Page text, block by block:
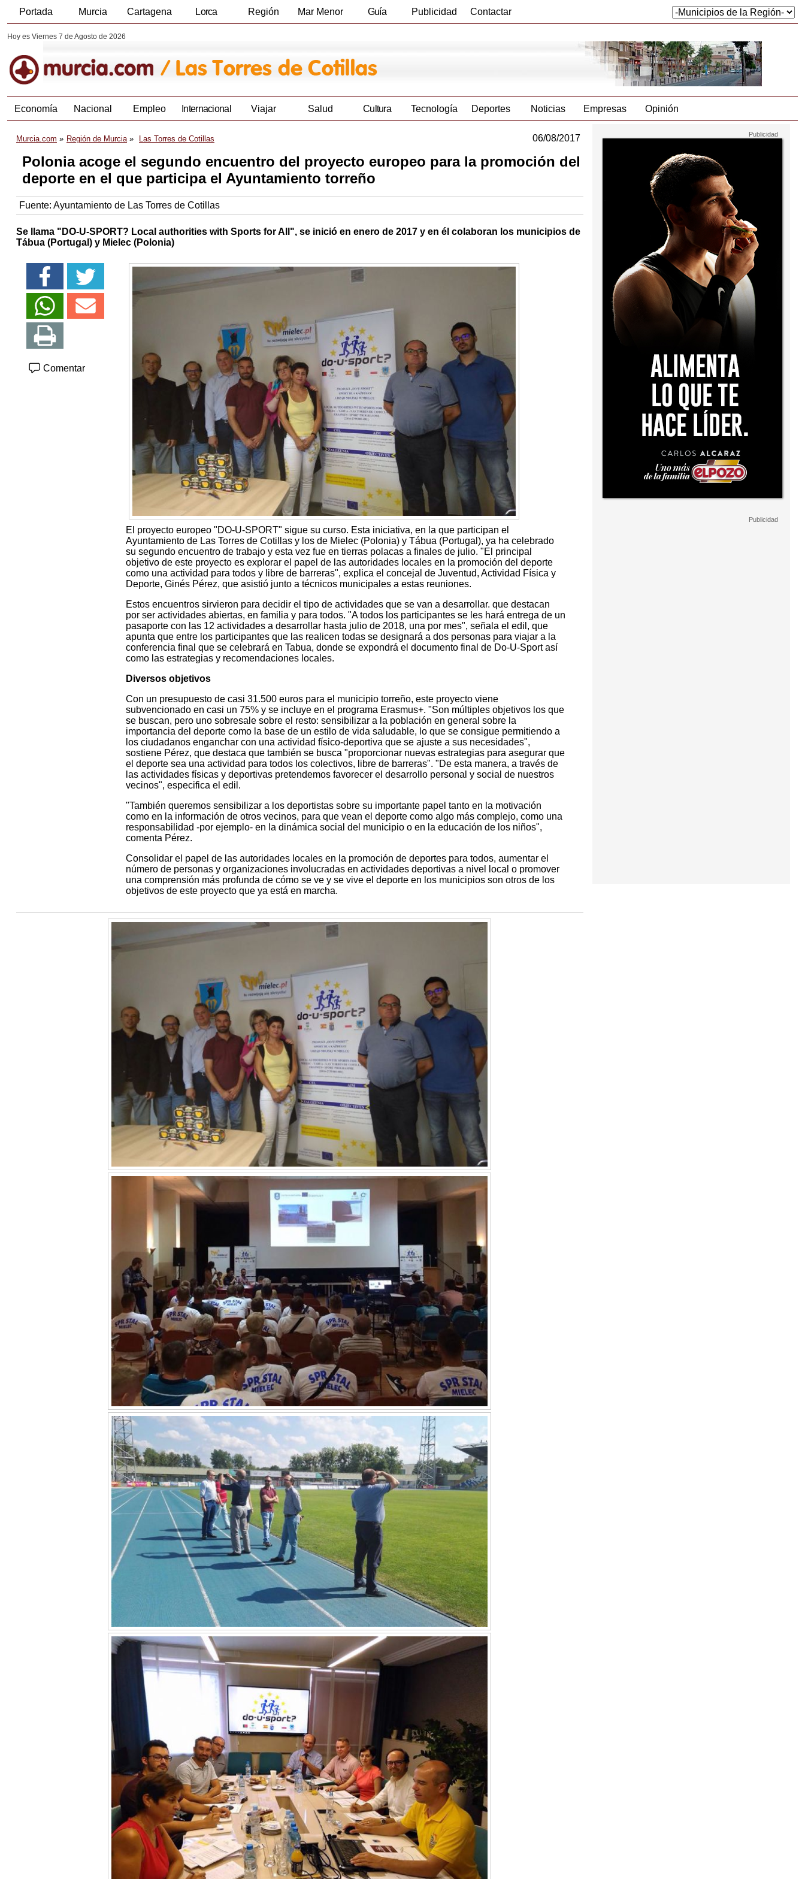
Portada Murcia Cartagena Lorca Región Mar Menor Guía Publicidad Contactar
Hoy es Viernes 7 de Agosto de 2026
Economía Nacional Empleo Internacional Viajar Salud Cultura Tecnología Deportes Noticias Empresas Opinión
Murcia.com Región de Murcia Las Torres de Cotillas 06/08/2017
Polonia acoge el segundo encuentro del proyecto europeo para la promoción del
deporte en el que participa el Ayuntamiento torreño
Fuente: Ayuntamiento de Las Torres de Cotillas
Se llama "DO-U-SPORT? Local authorities with Sports for All", se inició en enero de 2017 y en él colaboran los municipios de
Tábua (Portugal) y Mielec (Polonia)
Comentar
El proyecto europeo "DO-U-SPORT" sigue su curso. Esta iniciativa, en la que participan el
Ayuntamiento de Las Torres de Cotillas y los de Mielec (Polonia) y Tábua (Portugal), ya ha celebrado
su segundo encuentro de trabajo y esta vez fue en tierras polacas a finales de julio. "El principal
objetivo de este proyecto es explorar el papel de las autoridades locales en la promoción del deporte
como una actividad para todos y libre de barreras", explica el concejal de Juventud, Actividad Física y
Deporte, Ginés Pérez, que asistió junto a técnicos municipales a estas reuniones.
Estos encuentros sirvieron para decidir el tipo de actividades que se van a desarrollar. que destacan
por ser actividades abiertas, en familia y para todos. "A todos los participantes se les hará entrega de un
pasaporte con las 12 actividades a desarrollar hasta julio de 2018, una por mes", señala el edil, que
apunta que entre los participantes que las realicen todas se designará a dos personas para viajar a la
conferencia final que se celebrará en Tabua, donde se expondrá el documento final de Do-U-Sport así
como las estrategias y recomendaciones locales.
Diversos objetivos
Con un presupuesto de casi 31.500 euros para el municipio torreño, este proyecto viene
subvencionado en casi un 75% y se incluye en el programa Erasmus+. "Son múltiples objetivos los que
se buscan, pero uno sobresale sobre el resto: sensibilizar a la población en general sobre la
importancia del deporte como la base de un estilo de vida saludable, lo que se consigue permitiendo a
los ciudadanos enganchar con una actividad físico-deportiva que se ajuste a sus necesidades",
sostiene Pérez, que destaca que también se busca "proporcionar nuevas estrategias para asegurar que
el deporte sea una actividad para todos los colectivos, libre de barreras". "De esta manera, a través de
las actividades físicas y deportivas pretendemos favorecer el desarrollo personal y social de nuestros
vecinos", especifica el edil.
"También queremos sensibilizar a los deportistas sobre su importante papel tanto en la motivación
como en la información de otros vecinos, para que vean el deporte como algo más complejo, como una
responsabilidad -por ejemplo- en la dinámica social del municipio o en la educación de los niños",
comenta Pérez.
Consolidar el papel de las autoridades locales en la promoción de deportes para todos, aumentar el
número de personas y organizaciones involucradas en actividades deportivas a nivel local o promover
una comprensión más profunda de cómo se ve y se vive el deporte en los municipios son otros de los
objetivos de este proyecto que ya está en marcha.